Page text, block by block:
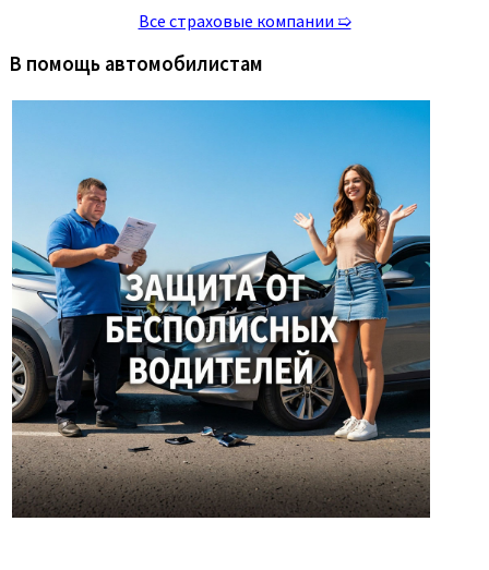
Все страховые компании ➯
В помощь автомобилистам